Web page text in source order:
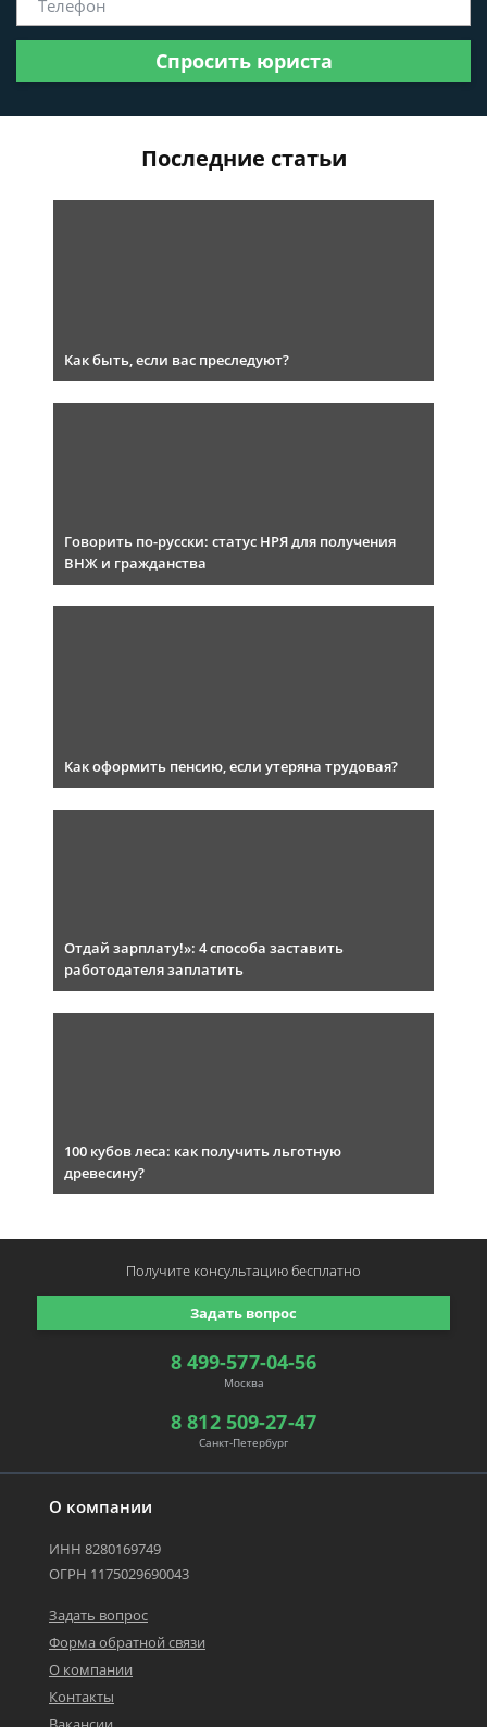
Спросить юриста
Последние статьи
Как быть, если вас преследуют?
Говорить по-русски: статус НРЯ для получения
ВНЖ и гражданства
Как оформить пенсию, если утеряна трудовая?
Отдай зарплату!»: 4 способа заставить
работодателя заплатить
100 кубов леса: как получить льготную
древесину?
О компании
ИНН 8280169749
ОГРН 1175029690043
Задать вопрос
Форма обратной связи
О компании
Контакты
8 499-577-04-56
Москва
8 812 509-27-47
Санкт-Петербург
Задать вопрос
Получите консультациюбесплатно